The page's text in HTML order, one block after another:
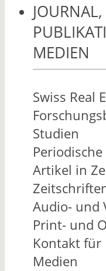
JOURNAL,
MEDIEN
Swiss Real
Studien
Artikel in
Audio- und
Print- und
Kontakt für
Medien